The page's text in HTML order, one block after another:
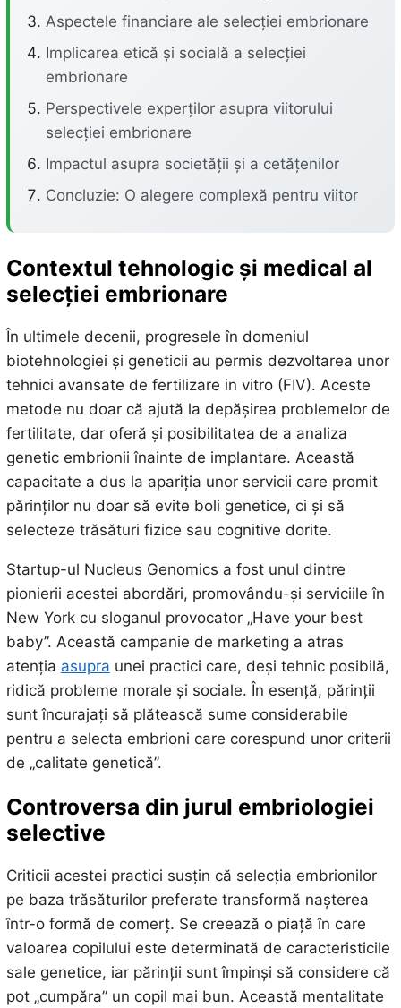
Aspectele financiare ale selecției embrionare
Implicarea etică și socială a selecției
embrionare
Perspectivele experților asupra viitorului
selecției embrionare
Impactul asupra societății și a cetățenilor
Concluzie: O alegere complexă pentru viitor
Contextul tehnologic și medical al
selecției embrionare
În ultimele decenii, progresele în domeniul
biotehnologiei și geneticii au permis dezvoltarea unor
tehnici avansate de fertilizare in vitro (FIV). Aceste
metode nu doar că ajută la depășirea problemelor de
fertilitate, dar oferă și posibilitatea de a analiza
genetic embrionii înainte de implantare. Această
capacitate a dus la apariția unor servicii care promit
părinților nu doar să evite boli genetice, ci și să
selecteze trăsături fizice sau cognitive dorite.
Startup-ul Nucleus Genomics a fost unul dintre
pionierii acestei abordări, promovându-și serviciile în
New York cu sloganul provocator „Have your best
baby”. Această campanie de marketing a atras
atenția asupra unei practici care, deși tehnic posibilă,
ridică probleme morale și sociale. În esență, părinții
sunt încurajați să plătească sume considerabile
pentru a selecta embrioni care corespund unor criterii
de „calitate genetică”.
Controversa din jurul embriologiei
selective
Criticii acestei practici susțin că selecția embrionilor
pe baza trăsăturilor preferate transformă nașterea
într-o formă de comerț. Se creează o piață în care
valoarea copilului este determinată de caracteristicile
sale genetice, iar părinții sunt împinși să considere că
pot „cumpăra” un copil mai bun. Această mentalitate